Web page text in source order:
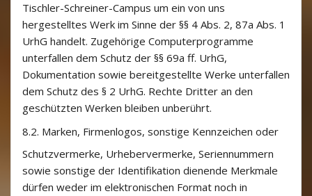
Tischler-Schreiner-Campus um ein von uns
hergestelltes Werk im Sinne der §§ 4 Abs. 2, 87a Abs. 1
UrhG handelt. Zugehörige Computerprogramme
unterfallen dem Schutz der §§ 69a ff. UrhG,
Dokumentation sowie bereitgestellte Werke unterfallen
dem Schutz des § 2 UrhG. Rechte Dritter an den
geschützten Werken bleiben unberührt.
8.2. Marken, Firmenlogos, sonstige Kennzeichen oder
Schutzvermerke, Urhebervermerke, Seriennummern
sowie sonstige der Identifikation dienende Merkmale
dürfen weder im elektronischen Format noch in